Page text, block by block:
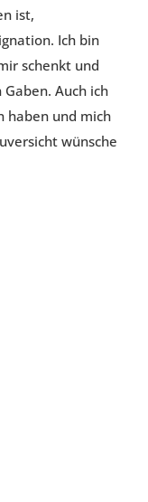
ist,
Ich bin
schenkt und
Auch ich
haben und mich
wünsche